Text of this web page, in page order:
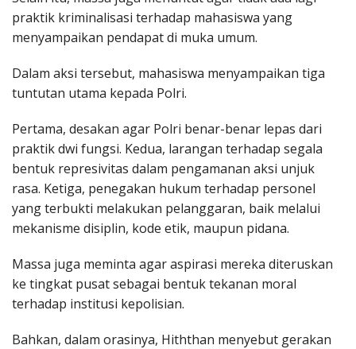
praktik kriminalisasi terhadap mahasiswa yang
menyampaikan pendapat di muka umum.
Dalam aksi tersebut, mahasiswa menyampaikan tiga
tuntutan utama kepada Polri.
Pertama, desakan agar Polri benar-benar lepas dari
praktik dwi fungsi. Kedua, larangan terhadap segala
bentuk represivitas dalam pengamanan aksi unjuk
rasa. Ketiga, penegakan hukum terhadap personel
yang terbukti melakukan pelanggaran, baik melalui
mekanisme disiplin, kode etik, maupun pidana.
Massa juga meminta agar aspirasi mereka diteruskan
ke tingkat pusat sebagai bentuk tekanan moral
terhadap institusi kepolisian.
Bahkan, dalam orasinya, Hiththan menyebut gerakan